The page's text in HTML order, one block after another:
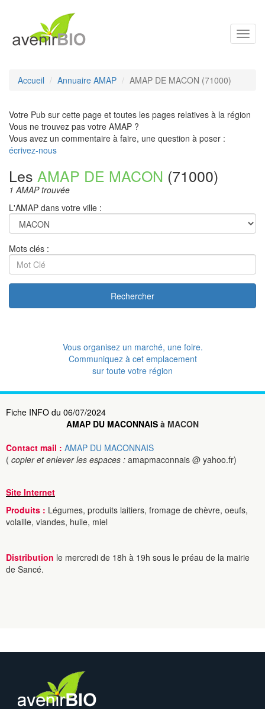
Accueil Annuaire AMAP AMAP DE MACON (71000)
Votre Pub sur cette page et toutes les pages relatives à la région
Vous ne trouvez pas votre AMAP ?
Vous avez un commentaire à faire, une question à poser :
écrivez-nous
Les AMAP DE MACON (71000)
1 AMAP trouvée
L'AMAP dans votre ville :
Mots clés :
Rechercher
Vous organisez un marché, une foire.
Communiquez à cet emplacement
sur toute votre région
Fiche INFO du 06/07/2024
AMAP DU MACONNAIS à MACON
Contact mail : AMAP DU MACONNAIS
( copier et enlever les espaces : amapmaconnais @ yahoo.fr)
Site Internet
Produits : Légumes, produits laitiers, fromage de chèvre, oeufs,
volaille, viandes, huile, miel
Distribution le mercredi de 18h à 19h sous le préau de la mairie
de Sancé.